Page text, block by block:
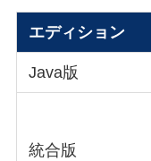
エディション
Java版
統合版